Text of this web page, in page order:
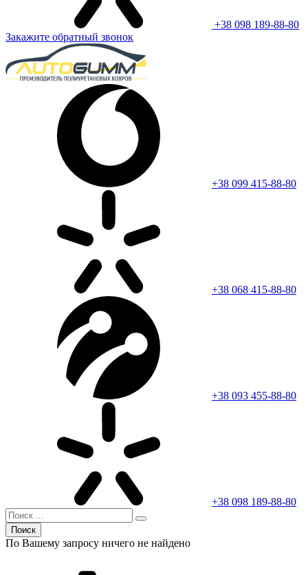
+38 098 189-88-80
Закажите обратный звонок
+38 099 415-88-80
+38 068 415-88-80
+38 093 455-88-80
+38 098 189-88-80
Поиск
По Вашему запросу ничего не найдено